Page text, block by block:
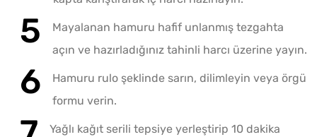
Mayalanan hamuru hafif unlanmış tezgahta
açın ve hazırladığınız tahinli harcı üzerine yayın.
Hamuru rulo şeklinde sarın, dilimleyin veya örgü
formu verin.
Yağlı kağıt serili tepsiye yerleştirip 10 dakika